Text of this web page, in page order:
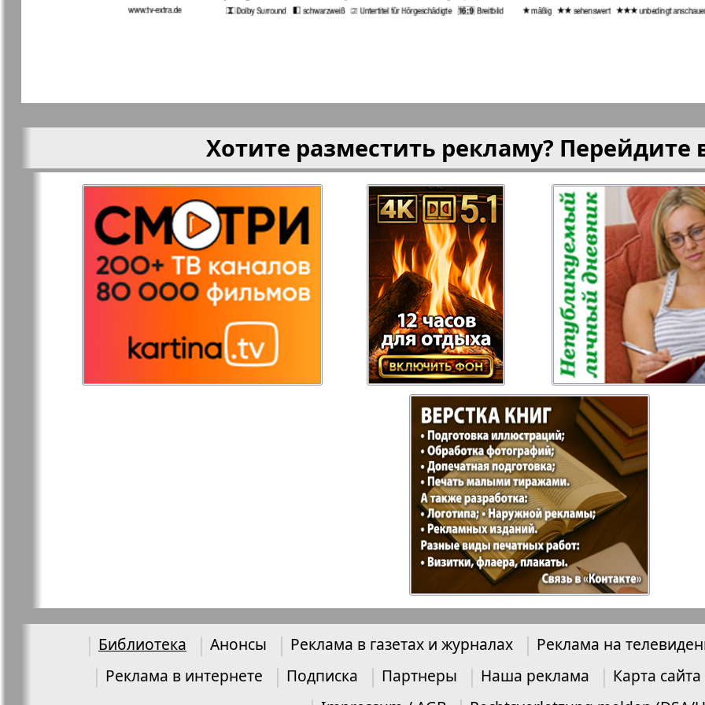
Le Voyageur Life in Франкфурт М-City Маяк
Мир отдыха и
здоровья
МК Испания Мост-Израиль
Наш Иерусалим Наш мир
Наша Газета
Италия
Наша
Наше Турбюро Нескучная газета Новая Wолна Норд
Остров там и тут
Ost-West
Panorama
Отдыхай-Купи-
продай
Пражский
телеграф
экспресс
Районка-Nord-Ost-
Bremen
Рейнская газета
Рубеж Русская Газета Русская Мысль
Русская
Хотите разместить рекламу? Перейдите
Библиотека Анонсы Реклама в газетах и журналах Реклама на
Реклама в интернете
Подписка Партнеры Наша реклама Карта сайта